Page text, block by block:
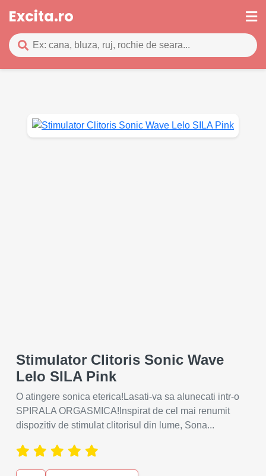
Excita.ro
Stimulator Clitoris Sonic Wave
Lelo SILA Pink
O atingere sonica eterica!Lasati-va sa alunecati intr-o
SPIRALA ORGASMICA!Inspirat de cel mai renumit
dispozitiv de stimulat clitorisul din lume, Sona...